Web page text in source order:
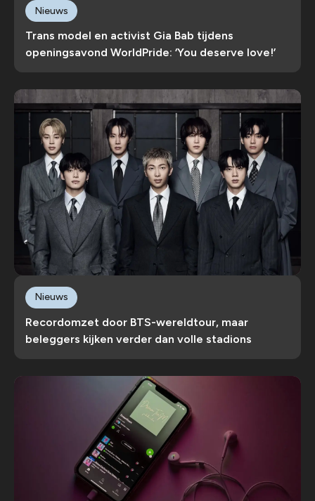
Trans model en activist Gia Bab tijdens
openingsavond WorldPride: ‘You deserve love!’
Nieuws
Recordomzet door BTS-wereldtour, maar
beleggers kijken verder dan volle stadions
Nieuws